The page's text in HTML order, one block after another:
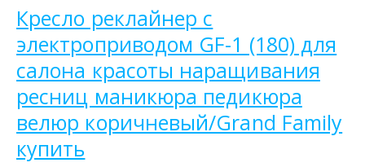
Кресло реклайнер c
электроприводом GF-1 (180) для
салона красоты наращивания
ресниц маникюра педикюра
велюр коричневый/Grand Family
купить